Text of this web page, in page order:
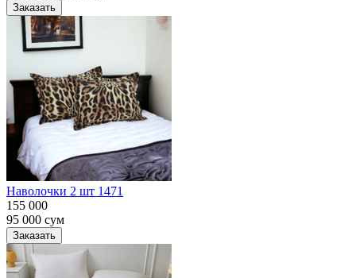
Заказать
Наволочки 2 шт 1471
155 000
95 000 сум
Заказать